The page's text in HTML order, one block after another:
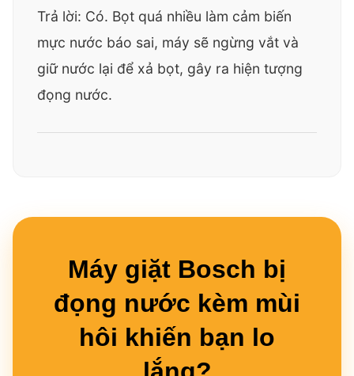
Trả lời: Có. Bọt quá nhiều làm cảm biến
mực nước báo sai, máy sẽ ngừng vắt và
giữ nước lại để xả bọt, gây ra hiện tượng
đọng nước.
Máy giặt Bosch bị
đọng nước kèm mùi
hôi khiến bạn lo